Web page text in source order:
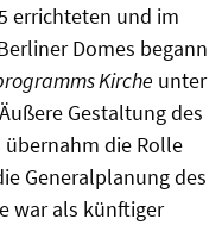
errichteten und im
Domes begann
Kirche unter
Gestaltung des
übernahm die Rolle
Generalplanung des
war als künftiger